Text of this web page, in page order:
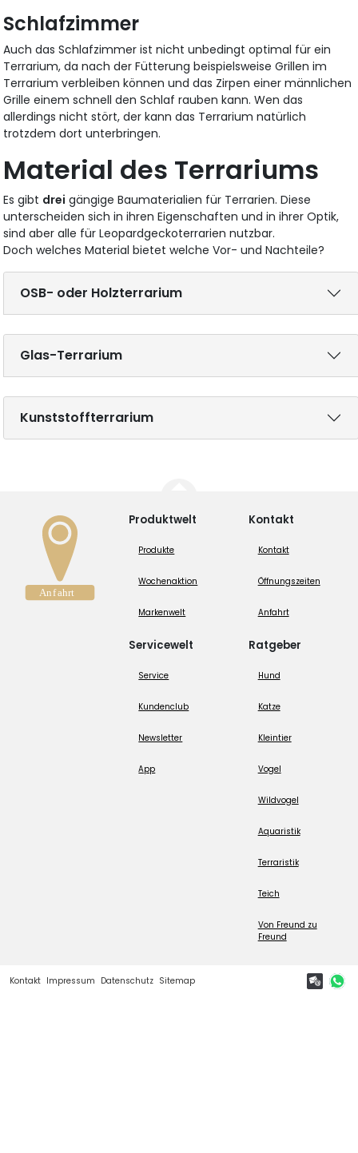
Schlafzimmer
Auch das Schlafzimmer ist nicht unbedingt optimal für ein
Terrarium, da nach der Fütterung beispielsweise Grillen im
Terrarium verbleiben können und das Zirpen einer männlichen
Grille einem schnell den Schlaf rauben kann. Wen das
allerdings nicht stört, der kann das Terrarium natürlich
trotzdem dort unterbringen.
Material des Terrariums
Es gibt drei gängige Baumaterialien für Terrarien. Diese
unterscheiden sich in ihren Eigenschaften und in ihrer Optik,
sind aber alle für Leopardgeckoterrarien nutzbar.
Doch welches Material bietet welche Vor- und Nachteile?
OSB- oder Holzterrarium
Glas-Terrarium
Kunststoffterrarium
Produktwelt
Produkte
Wochenaktion
Markenwelt
Servicewelt
Service
Kundenclub
Newsletter
App
Kontakt
Kontakt
Öffnungszeiten
Anfahrt
Ratgeber
Hund
Katze
Kleintier
Vogel
Wildvogel
Aquaristik
Terraristik
Teich
Von Freund zu
Freund
Kontakt Impressum Datenschutz Sitemap